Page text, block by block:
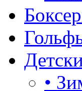
•